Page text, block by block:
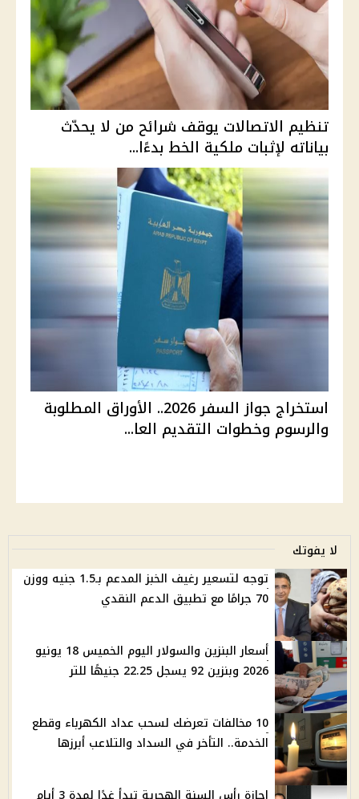
تنظيم الاتصالات يوقف شرائح من لا يحدّث
بياناته لإثبات ملكية الخط بدءًا...
استخراج جواز السفر 2026.. الأوراق المطلوبة
والرسوم وخطوات التقديم العا...
لا يفوتك
توجه لتسعير رغيف الخبز المدعم بـ1.5 جنيه ووزن
70 جرامًا مع تطبيق الدعم النقدي
أسعار البنزين والسولار اليوم الخميس 18 يونيو
2026 وبنزين 92 يسجل 22.25 جنيهًا للتر
10 مخالفات تعرضك لسحب عداد الكهرباء وقطع
الخدمة.. التأخر في السداد والتلاعب أبرزها